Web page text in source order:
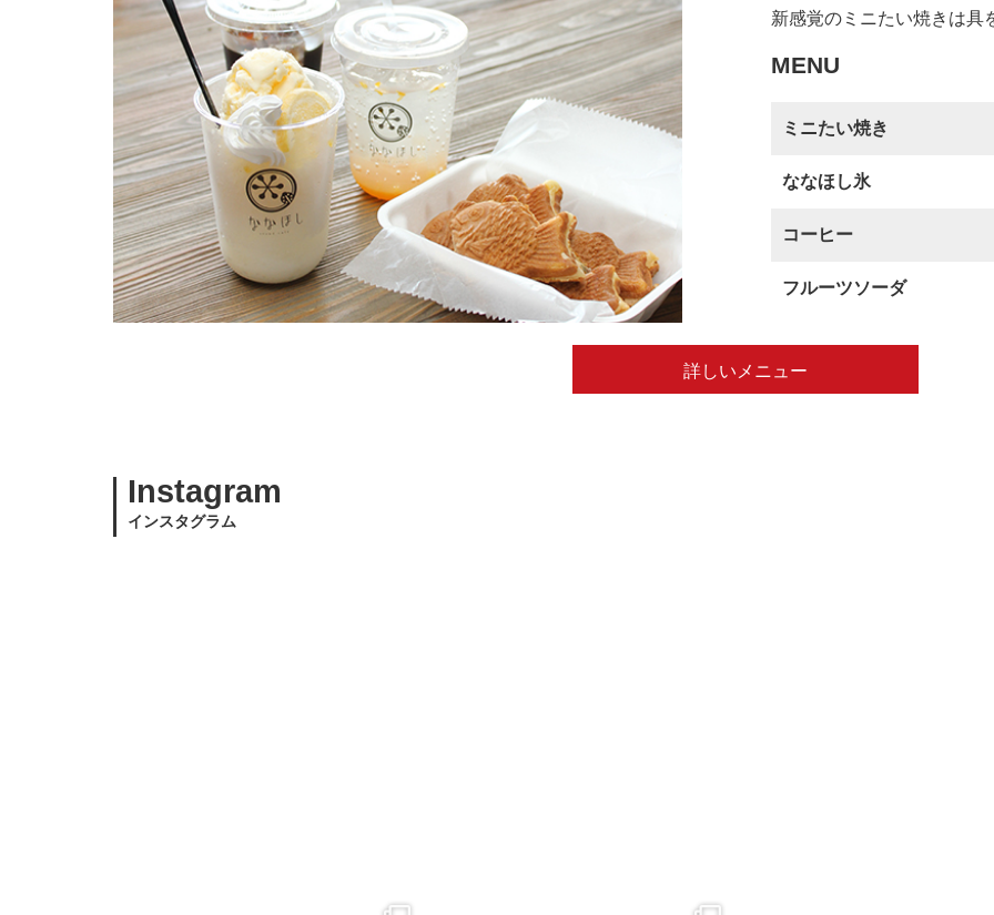
新感覚のミニたい焼きは具
MENU
ミニたい焼き
ななほし氷
コーヒー
フルーツソーダ
詳しいメニュー
Instagram
インスタグラム